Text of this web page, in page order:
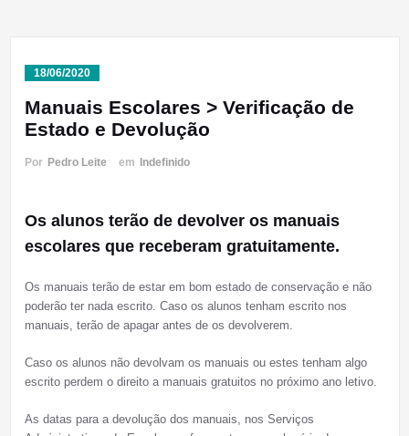
18/06/2020
Manuais Escolares > Verificação de
Estado e Devolução
Por Pedro Leite em Indefinido
Os alunos terão de devolver os manuais
escolares que receberam gratuitamente.
Os manuais terão de estar em bom estado de conservação e não
poderão ter nada escrito. Caso os alunos tenham escrito nos
manuais, terão de apagar antes de os devolverem.
Caso os alunos não devolvam os manuais ou estes tenham algo
escrito perdem o direito a manuais gratuitos no próximo ano letivo.
As datas para a devolução dos manuais, nos Serviços